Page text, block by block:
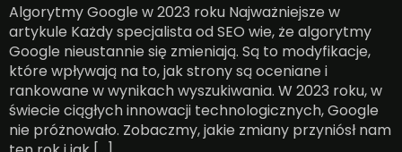
Algorytmy Google w 2023 roku Najważniejsze w
artykule Każdy specjalista od SEO wie, że algorytmy
Google nieustannie się zmieniają. Są to modyfikacje,
które wpływają na to, jak strony są oceniane i
rankowane w wynikach wyszukiwania. W 2023 roku, w
świecie ciągłych innowacji technologicznych, Google
nie próżnowało. Zobaczmy, jakie zmiany przyniósł nam